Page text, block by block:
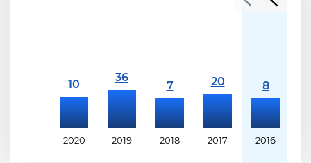
2020 2019 2018 2017 2016